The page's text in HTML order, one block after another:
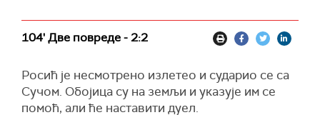
104' Две повреде - 2:2
Росић је несмотрено излетео и сударио се са
Сучом. Обојица су на земљи и указује им се
помоћ, али ће наставити дуел.